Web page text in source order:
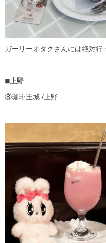
ガーリーオタクさんには絶対行
◾︎上野
⑧珈琲王城 /上野